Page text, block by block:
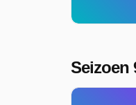
Seizoen